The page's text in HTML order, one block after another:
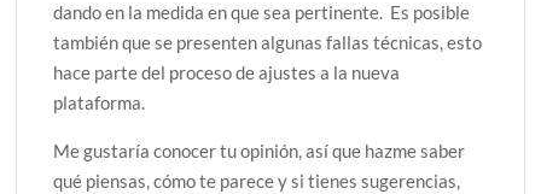
dando en la medida en que sea pertinente. Es posible
también que se presenten algunas fallas técnicas, esto
hace parte del proceso de ajustes a la nueva
plataforma.
Me gustaría conocer tu opinión, así que hazme saber
qué piensas, cómo te parece y si tienes sugerencias,